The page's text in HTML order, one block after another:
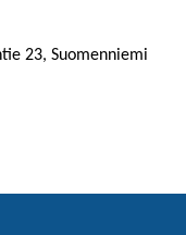
23, Suomenniemi